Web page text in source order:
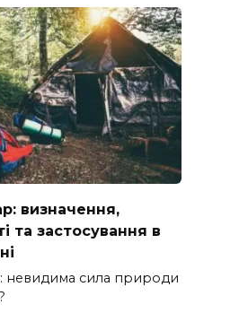
визначення,
та застосування в
невидима сила природи